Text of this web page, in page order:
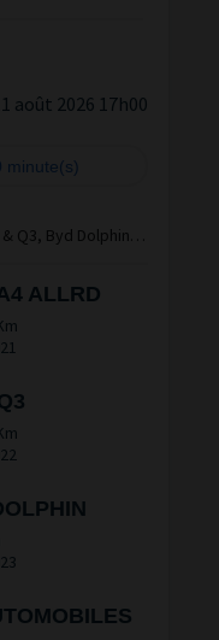
août 2026 17h00
minute(s)
Q3, Byd Dolphin,
ALLRD